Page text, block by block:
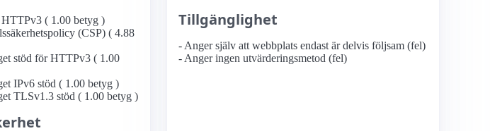
HTTPv3 ( 1.00 betyg )
(CSP) ( 4.88
stöd för HTTPv3 ( 1.00
IPv6 stöd ( 1.00 betyg )
TLSv1.3 stöd ( 1.00 betyg )
Tillgänglighet
- Anger själv att webbplats endast är delvis följsam (fel)
- Anger ingen utvärderingsmetod (fel)